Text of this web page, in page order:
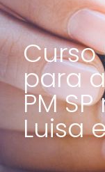
Curso
para
PM
Luisa